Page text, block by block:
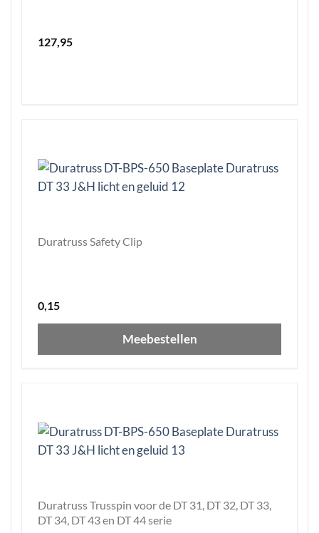
127,95
Duratruss Safety Clip
0,15
Meebestellen
Duratruss Trusspin voor de DT 31, DT 32, DT 33,
DT 34, DT 43 en DT 44 serie